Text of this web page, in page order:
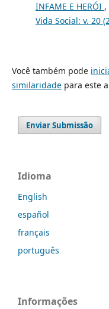
INFAME E HERÓI ,
Vida Social: v. 20
Você também pode
similaridadepara este
Enviar Submissão
Idioma
English
español
français
português
Informações